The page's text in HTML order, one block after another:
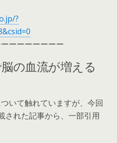
?
ーーーーーーー
の血流が増える
いて触れていますが、今回
された記事から、一部引用